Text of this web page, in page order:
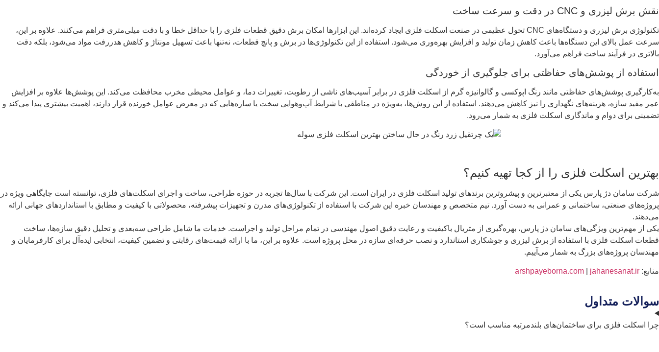
نقش برش لیزری و CNC در دقت و سرعت ساخت
تکنولوژی برش لیزری و دستگاه‌های CNC تحول عظیمی در صنعت اسکلت فلزی ایجاد کرده‌اند. این ابزارها امکان برش دقیق قطعات فلزی را با حداقل خطا و با دقت میلی‌متری فراهم می‌کنند. علاوه بر این،
سرعت عمل بالای این دستگاه‌ها باعث کاهش زمان تولید و افزایش بهره‌وری می‌شود. استفاده از این تکنولوژی‌ها در برش و پانچ قطعات، نه‌تنها باعث تسهیل مونتاژ و کاهش هدررفت مواد می‌شود، بلکه دقت
بالاتری در فرآیند ساخت فراهم می‌آورد.
استفاده از پوشش‌های حفاظتی برای جلوگیری از خوردگی
به‌کارگیری پوشش‌های حفاظتی مانند رنگ اپوکسی و گالوانیزه گرم از اسکلت فلزی در برابر آسیب‌های ناشی از رطوبت، تغییرات دما، و عوامل محیطی مخرب محافظت می‌کند. این پوشش‌ها علاوه بر افزایش
عمر مفید سازه، هزینه‌های نگهداری را نیز کاهش می‌دهند. استفاده از این روش‌ها، به‌ویژه در مناطقی با شرایط آب‌وهوایی سخت یا سازه‌هایی که در معرض عوامل خورنده قرار دارند، اهمیت بیشتری پیدا می‌کند و
تضمینی برای دوام و ماندگاری اسکلت فلزی به شمار می‌رود.
بهترین اسکلت فلزی را از کجا تهیه کنیم؟
شرکت سامان دژ پارس یکی از معتبرترین و پیشروترین برندهای تولید اسکلت فلزی در ایران است. این شرکت با سال‌ها تجربه در حوزه طراحی، ساخت و اجرای اسکلت‌های فلزی، توانسته است جایگاهی ویژه در
پروژه‌های صنعتی، ساختمانی و عمرانی به دست آورد. تیم متخصص و مهندسان خبره این شرکت با استفاده از تکنولوژی‌های مدرن و تجهیزات پیشرفته، محصولاتی با کیفیت و مطابق با استانداردهای جهانی ارائه
می‌دهند.
یکی از مهم‌ترین ویژگی‌های سامان دژ پارس، بهره‌گیری از متریال باکیفیت و رعایت دقیق اصول مهندسی در تمام مراحل تولید و اجراست. خدمات ما شامل طراحی سه‌بعدی و تحلیل دقیق سازه‌ها، ساخت
قطعات اسکلت فلزی با استفاده از برش لیزری و جوشکاری استاندارد و نصب حرفه‌ای سازه در محل پروژه است. علاوه بر این، ما با ارائه قیمت‌های رقابتی و تضمین کیفیت، انتخابی ایده‌آل برای کارفرمایان و
مهندسان پروژه‌های بزرگ به شمار می‌آییم.
منابع: arshpayeborna.com jahanesanat.ir
سوالات متداول
چرا اسکلت فلزی برای ساختمان‌های بلندمرتبه مناسب است؟